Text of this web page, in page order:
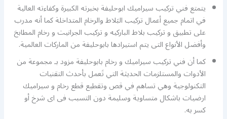
يتمتع فني تركيب سيراميك ابوحليفة بخبرته الكبيرة وكفاءته العالية
في اتمام جميع أعمال تركيب البَلاط والرخام المتداخلة كما أنه مدرب
على تطبيق و تركيب بلاط الباركيه و تركيب الجرانيت و رخام المطابخ
وأفضل الأنواع التى يتم استيرادها بابوحليفة من الماركات العالمية.
كما أن فني تركيب سيراميك و رخام بابوحليفة مزود بـ مجموعة من
الأدوات والمستلزمات الحديثة التي تَعمل بأحدث التقنيات
التكنولوجية وهي تساهم في قص وتقطيع قطع رخام و سيراميك
ارضيات باشكال متساوية وسليمة دون التسبب فى اى شرخ أو
كسر به.